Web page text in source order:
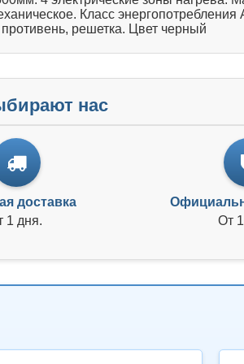
Класс
решетка. Цвет черный
нас
доставка
1 дня.
От